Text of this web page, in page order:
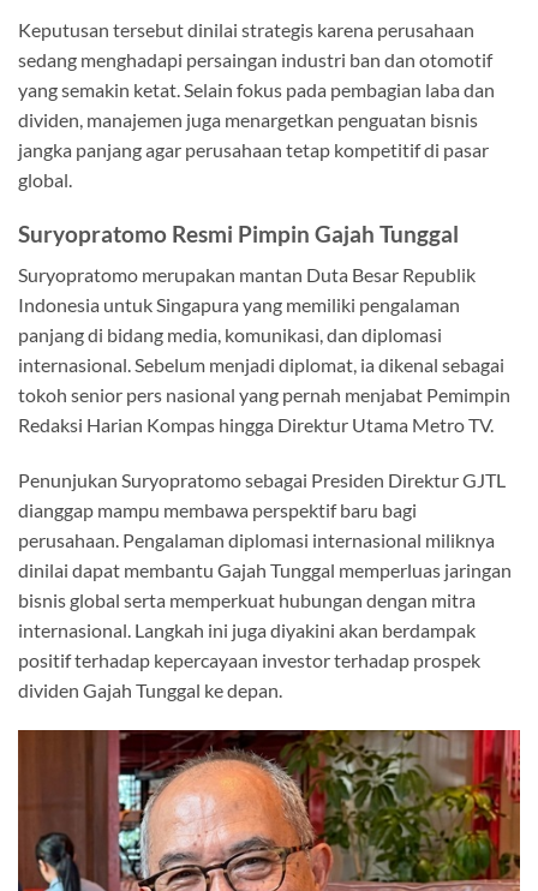
Keputusan tersebut dinilai strategis karena perusahaan
sedang menghadapi persaingan industri ban dan otomotif
yang semakin ketat. Selain fokus pada pembagian laba dan
dividen, manajemen juga menargetkan penguatan bisnis
jangka panjang agar perusahaan tetap kompetitif di pasar
global.
Suryopratomo Resmi Pimpin Gajah Tunggal
Suryopratomo merupakan mantan Duta Besar Republik
Indonesia untuk Singapura yang memiliki pengalaman
panjang di bidang media, komunikasi, dan diplomasi
internasional. Sebelum menjadi diplomat, ia dikenal sebagai
tokoh senior pers nasional yang pernah menjabat Pemimpin
Redaksi Harian Kompas hingga Direktur Utama Metro TV.
Penunjukan Suryopratomo sebagai Presiden Direktur GJTL
dianggap mampu membawa perspektif baru bagi
perusahaan. Pengalaman diplomasi internasional miliknya
dinilai dapat membantu Gajah Tunggal memperluas jaringan
bisnis global serta memperkuat hubungan dengan mitra
internasional. Langkah ini juga diyakini akan berdampak
positif terhadap kepercayaan investor terhadap prospek
dividen Gajah Tunggal ke depan.